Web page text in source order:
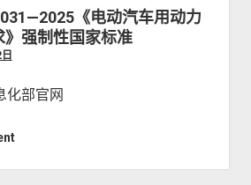
m
e
n
n
m
o
w
n
wordpressp
d
o
友情链接《电动汽车用动力
强制性国家标准
化部官网